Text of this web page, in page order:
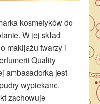
kosmetyków do
W jej skład
makijażu twarzy i
Quality
ambasadorką jest
wypiekane.
zachowuje